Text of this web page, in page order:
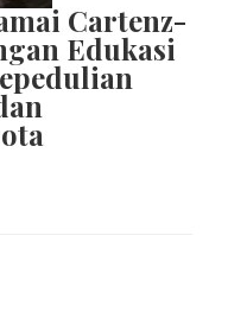
Cartenz-
Edukasi